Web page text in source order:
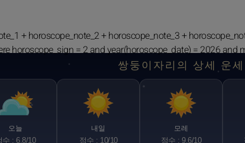
+ horoscope_note_2 + horoscope_note_3 +
horoscope_sign = 2 and year(horoscope_date) = 2026 and
쌍둥이자리의 상세 운세
오늘
수 : 6.8/10
내일
점수 : 10/10
모레
점수 : 9.6/10